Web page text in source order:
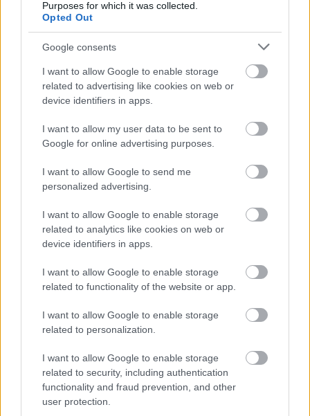
Purposes for which it was collected.
Opted Out
Google consents
I want to allow Google to enable storage
related to advertising like cookies on web or
device identifiers in apps.
I want to allow my user data to be sent to
Google for online advertising purposes.
I want to allow Google to send me
personalized advertising.
I want to allow Google to enable storage
related to analytics like cookies on web or
device identifiers in apps.
I want to allow Google to enable storage
related to functionality of the website or app.
I want to allow Google to enable storage
related to personalization.
I want to allow Google to enable storage
related to security, including authentication
functionality and fraud prevention, and other
user protection.